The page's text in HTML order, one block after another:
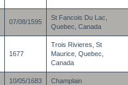
07/08/1595
St Fancois Du Lac,
Quebec, Canada
1677
Trois Rivieres, St
Maurice, Quebec,
Canada
10/05/1683 Champlain